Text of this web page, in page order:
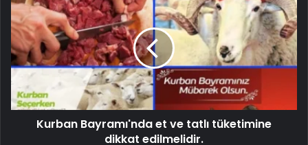
Kurban Bayramı'nda et ve tatlı tüketimine
dikkat edilmelidir.